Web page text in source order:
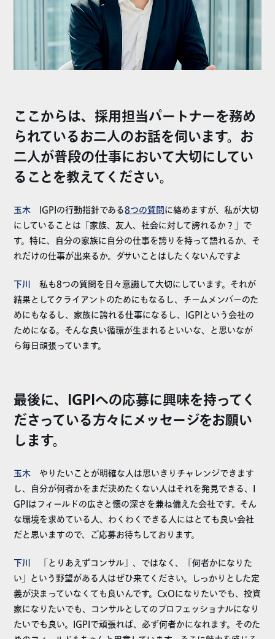
ここからは、採用担当パートナーを務め
られているお二人のお話を伺います。お
二人が普段の仕事において大切にしてい
ることを教えてください。
玉木 IGPIの行動指針である8つの質問に絡めますが、私が大切
にしていることは「家族、友人、社会に対して誇れるか？」で
す。特に、自分の家族に自分の仕事を誇りを持って語れるか、そ
れだけの仕事が出来るか。ダサいことはしたくないんですよ
下川
私も8つの質問を日々意識して大切にしています。それが
結果としてクライアントのためにもなるし、チームメンバーのた
めにもなるし、家族に誇れる仕事になるし、IGPIという会社の
ためになる。そんな良い循環が生まれるといいな、と思いなが
ら毎日頑張っています。
最後に、IGPIへの応募に興味を持ってく
ださっている方々にメッセージをお願い
します。
玉木
やりたいことが明確な人は思いきりチャレンジできます
し、自分が何者かをまだ決めたくない人はそれを発見できる、I
GPIはフィールドの広さと懐の深さを兼ね備えた会社です。そん
な環境を求めている人、わくわくできる人にはとても良い会社
だと思いますので、ご応募お待ちしております。
下川
「とりあえずコンサル」、ではなく、「何者かになりた
い」という野望がある人はぜひ来てください。しっかりとした定
義が決まっていなくても良いんです。CxOになりたいでも、投資
家になりたいでも、コンサルとしてのプロフェッショナルになり
たいでも良い。IGPIで頑張れば、必ず何者かになれます。そのた